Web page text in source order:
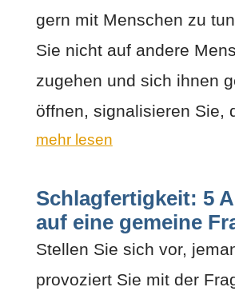
gern mit Menschen zu
Sie nicht auf andere
zugehen und sich ihnen
öffnen, signalisieren Sie,
mehr lesen
Schlagfertigkeit: 5
auf eine gemeine
Stellen Sie sich vor,
provoziert Sie mit der